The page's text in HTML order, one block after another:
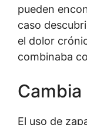
pueden
caso
el dolor
combinaba
El uso de